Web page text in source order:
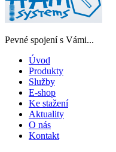
Pevné spojení s Vámi...
Úvod
Produkty
Služby
E-shop
Ke stažení
Aktuality
O nás
Kontakt